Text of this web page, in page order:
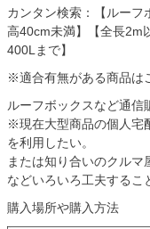
カンタン検索：【ルーフ
高40cm未満】【全長2m
400Lまで】
※適合有無がある商品は
ルーフボックスなど通
※現在大型商品の個人宅
を利用したい。
または知り合いのクル
などいろいろ工夫するこ
購入場所や購入方法